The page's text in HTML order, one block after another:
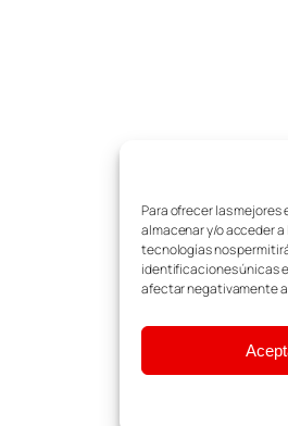
Para ofrecer las
almacenar y/o acceder
tecnologías nos
identificaciones únicas
afectar negativamente